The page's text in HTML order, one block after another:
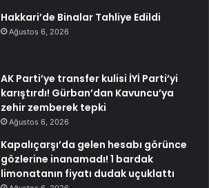
Hakkari’de Binalar Tahliye Edildi
Ağustos 6, 2026
AK Parti’ye transfer kulisi İYİ Parti’yi
karıştırdı! Gürban’dan Kavuncu’ya
zehir zemberek tepki
Ağustos 6, 2026
Kapalıçarşı’da gelen hesabı görünce
gözlerine inanamadı! 1 bardak
limonatanın fiyatı dudak uçuklattı